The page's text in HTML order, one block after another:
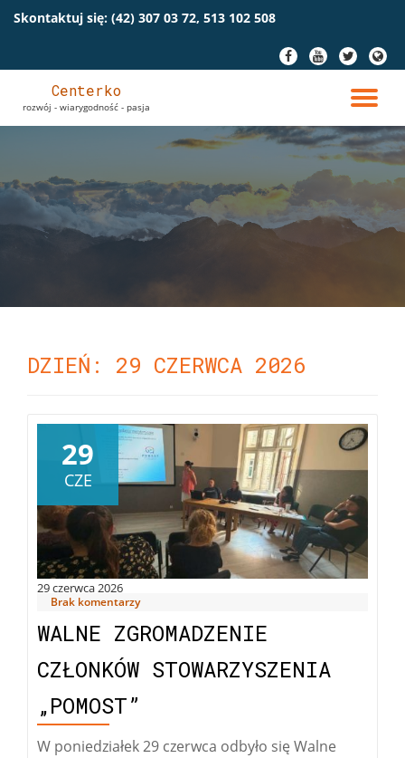
Skontaktuj się: (42) 307 03 72, 513 102 508
fa-
facebook
fa-
youtube
fa-
twitter
fa-
globe
Centerko
rozwój - wiarygodność - pasja
DZIEŃ: 29 CZERWCA 2026
29 czerwca 2026
29
CZE
Brak komentarzy
WALNE ZGROMADZENIE
CZŁONKÓW STOWARZYSZENIA
„POMOST”
W poniedziałek 29 czerwca odbyło się Walne